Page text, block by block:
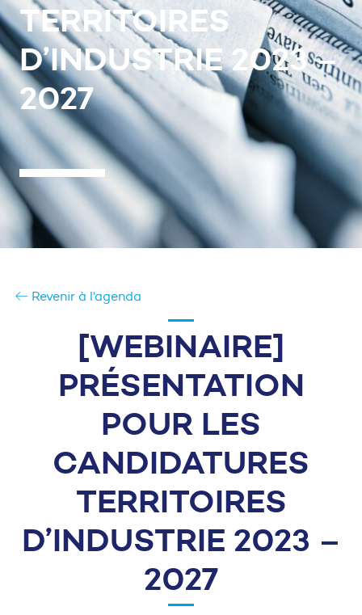
TERRITOIRES
D’INDUSTRIE 2023 –
2027
Revenir à l'agenda
[WEBINAIRE]
PRÉSENTATION
POUR LES
CANDIDATURES
TERRITOIRES
D’INDUSTRIE 2023 –
2027